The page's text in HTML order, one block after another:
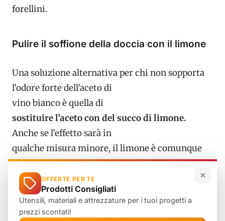
forellini.
Pulire il soffione della doccia con il limone
Una soluzione alternativa per chi non sopporta
l’odore forte dell’aceto di
vino bianco è quella di
sostituire l’aceto con del succo di limone.
Anche se l’effetto sarà in
qualche misura minore, il limone è comunque
un ottimo sgrassante e pulente
naturale. Le operazioni da fare sono le stesse che
abbiamo visto per le due
soluzioni precedenti.
OFFERTE PER TE
Prodotti Consigliati
Utensili, materiali e attrezzature per i tuoi progetti a
prezzi scontati!